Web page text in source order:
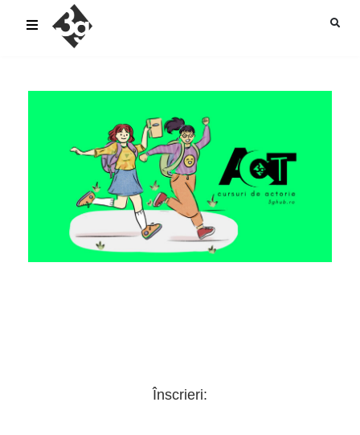
sold-out-button {{acf:sold_out}}
Înscrieri: